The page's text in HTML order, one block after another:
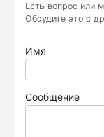
Есть вопрос или
Обсудите это с
Имя
Сообщение